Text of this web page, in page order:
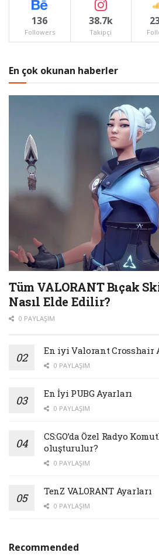
136
Followers
38.7k
Takipçi
En çok okunan haberler
Tüm VALORANT Bıçak
Nasıl Elde Edilir?
0 PAYLAŞIM
En iyi Valorant Crosshair
0 PAYLAŞIM
En İyi PUBG Ayarları
0 PAYLAŞIM
CS:GO’da Özel Radyo
oluşturulur?
0 PAYLAŞIM
TenZ VALORANT Ayarları
0 PAYLAŞIM
Recommended